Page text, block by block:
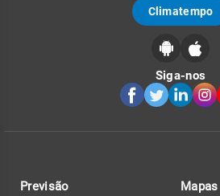
Climatempo
Siga-nos
Previsão Mapas